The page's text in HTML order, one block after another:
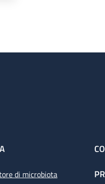
di microbiota